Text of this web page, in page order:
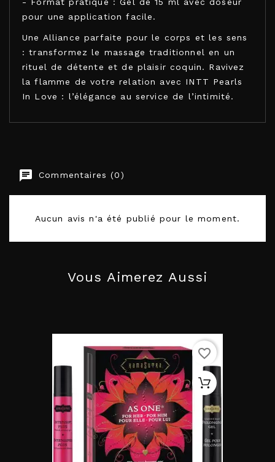
pour une application facile.
Une Alliance parfaite pour le corps et les sens
: transformez le massage traditionnel en un
rituel de détente et de plaisir coquin. Ravivez
la flamme de votre relation avec INTT Pearls
In Love : l’élégance au service de l’intimité.
Commentaires (0)
Aucun avis n'a été publié pour le moment.
Vous Aimerez Aussi
favorite_border